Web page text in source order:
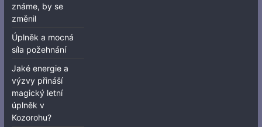
známe, by se
změnil
Úplněk a mocná
síla požehnání
Jaké energie a
výzvy přináší
magický letní
úplněk v
Kozorohu?